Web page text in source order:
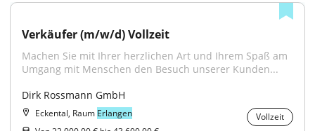
Verkäufer (m/w/d) Vollzeit
Machen Sie mit Ihrer herzlichen Art und Ihrem Spaß am
Umgang mit Menschen den Besuch unserer Kunden...
Dirk Rossmann GmbH
Eckental, Raum Erlangen
Vollzeit